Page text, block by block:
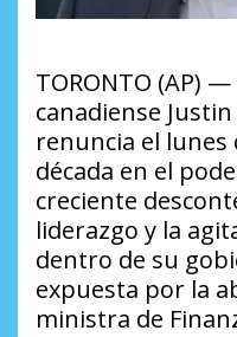
TORONTO (AP)
canadiense
renuncia el lunes
década en el
creciente
liderazgo y la
dentro de su
expuesta por la
ministra de